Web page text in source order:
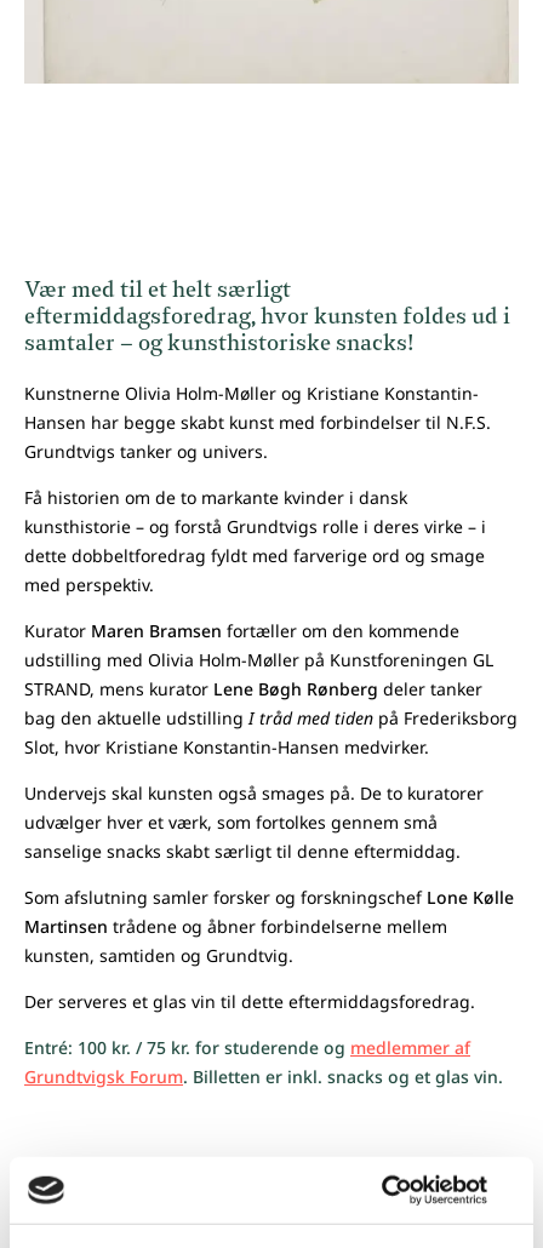
Vær med til et helt særligt
eftermiddagsforedrag, hvor kunsten foldes ud i
samtaler – og kunsthistoriske snacks!
Kunstnerne Olivia Holm-Møller og Kristiane Konstantin-
Hansen har begge skabt kunst med forbindelser til N.F.S.
Grundtvigs tanker og univers.
Få historien om de to markante kvinder i dansk
kunsthistorie – og forstå Grundtvigs rolle i deres virke – i
dette dobbeltforedrag fyldt med farverige ord og smage
med perspektiv.
Kurator Maren Bramsen fortæller om den kommende
udstilling med Olivia Holm-Møller på Kunstforeningen GL
STRAND, mens kurator Lene Bøgh Rønberg deler tanker
bag den aktuelle udstilling I tråd med tiden på Frederiksborg
Slot, hvor Kristiane Konstantin-Hansen medvirker.
Undervejs skal kunsten også smages på. De to kuratorer
udvælger hver et værk, som fortolkes gennem små
sanselige snacks skabt særligt til denne eftermiddag.
Som afslutning samler forsker og forskningschef Lone Kølle
Martinsen trådene og åbner forbindelserne mellem
kunsten, samtiden og Grundtvig.
Der serveres et glas vin til dette eftermiddagsforedrag.
Entré: 100 kr. / 75 kr. for studerende og medlemmer af
Grundtvigsk Forum. Billetten er inkl. snacks og et glas vin.
Arrangementet er en del af
sensommerfestival fyldt med debatter, koncerter,